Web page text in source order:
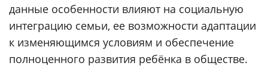
данные особенности влияют на социальную
интеграцию семьи, ее возможности адаптации
к изменяющимся условиям и обеспечение
полноценного развития ребёнка в обществе.